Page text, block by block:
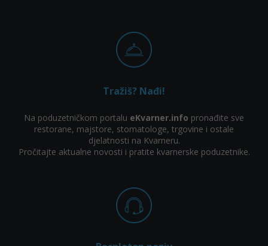
Tražiš? Nađi!
Na poduzetničkom portalu eKvarner.info pronađite sve
restorane, majstore, stomatologe, trgovine i ostale
djelatnosti na Kvarneru.
Pročitajte aktualne novosti i pratite kvarnerske poduzetnike.